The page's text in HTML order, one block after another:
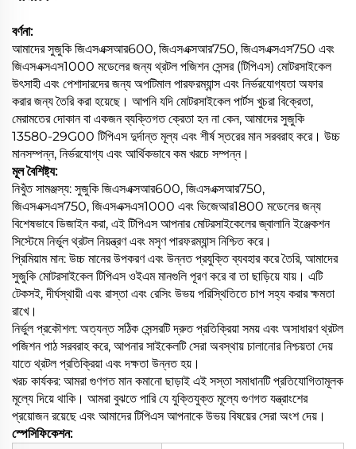
বর্ণনা:
আমাদের সুজুকি জিএসএক্সআর600, জিএসএক্সআর750, জিএসএক্সএস750 এবং
জিএসএক্সএস1000 মডেলের জন্য থ্রটল পজিশন সেন্সর (টিপিএস) মোটরসাইকেল
উৎসাহী এবং পেশাদারদের জন্য অপটিমাল পারফরম্যান্স এবং নির্ভরযোগ্যতা অফার
করার জন্য তৈরি করা হয়েছে। আপনি যদি মোটরসাইকেল পার্টস খুচরা বিক্রেতা,
মেরামতের দোকান বা একজন ব্যক্তিগত ক্রেতা হন না কেন, আমাদের সুজুকি
13580-29G00 টিপিএস দুর্দান্ত মূল্য এবং শীর্ষ স্তরের মান সরবরাহ করে। উচ্চ
মানসম্পন্ন, নির্ভরযোগ্য এবং আর্থিকভাবে কম খরচে সম্পন্ন।
মূল বৈশিষ্ট্য:
নিখুঁত সামঞ্জস্য: সুজুকি জিএসএক্সআর600, জিএসএক্সআর750,
জিএসএক্সএস750, জিএসএক্সএস1000 এবং ভিজেআর1800 মডেলের জন্য
বিশেষভাবে ডিজাইন করা, এই টিপিএস আপনার মোটরসাইকেলের জ্বালানি ইঞ্জেকশন
সিস্টেমে নির্ভুল থ্রটল নিয়ন্ত্রণ এবং মসৃণ পারফরম্যান্স নিশ্চিত করে।
প্রিমিয়াম মান: উচ্চ মানের উপকরণ এবং উন্নত প্রযুক্তি ব্যবহার করে তৈরি, আমাদের
সুজুকি মোটরসাইকেল টিপিএস ওইএম মানগুলি পূরণ করে বা তা ছাড়িয়ে যায়। এটি
টেকসই, দীর্ঘস্থায়ী এবং রাস্তা এবং রেসিং উভয় পরিস্থিতিতে চাপ সহ্য করার ক্ষমতা
রাখে।
নির্ভুল প্রকৌশল: অত্যন্ত সঠিক সেন্সরটি দ্রুত প্রতিক্রিয়া সময় এবং অসাধারণ থ্রটল
পজিশন পাঠ সরবরাহ করে, আপনার সাইকেলটি সেরা অবস্থায় চালানোর নিশ্চয়তা দেয়
যাতে থ্রটল প্রতিক্রিয়া এবং দক্ষতা উন্নত হয়।
খরচ কার্যকর: আমরা গুণগত মান কমানো ছাড়াই এই সস্তা সমাধানটি প্রতিযোগিতামূলক
মূল্যে দিয়ে থাকি। আমরা বুঝতে পারি যে যুক্তিযুক্ত মূল্যে গুণগত যন্ত্রাংশের
প্রয়োজন রয়েছে এবং আমাদের টিপিএস আপনাকে উভয় বিষয়ের সেরা অংশ দেয়।
স্পেসিফিকেশন: